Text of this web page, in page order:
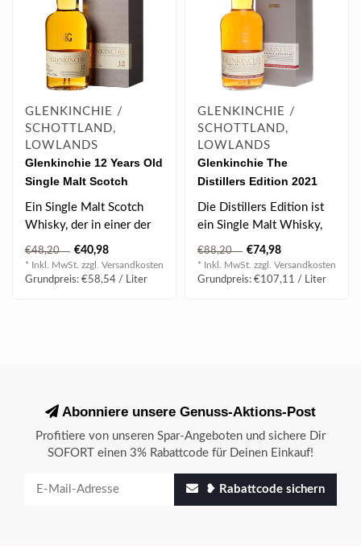
GLENKINCHIE /
SCHOTTLAND,
LOWLANDS
Glenkinchie 12 Years Old
Single Malt Scotch
Whisky 0.7 l 43% vol
Ein Single Malt Scotch
Whisky, der in einer der
wenig verbliebenen
Brennereien d..
€48,20 €40,98
* Inkl. MwSt. zzgl. Versandkosten
Grundpreis: €58,54 / Liter
GLENKINCHIE /
SCHOTTLAND,
LOWLANDS
Glenkinchie The
Distillers Edition 2021
Single Malt Scotch
Whisky 0.7 l 43% vol
Die Distillers Edition ist
ein Single Malt Whisky,
der 10 Jahre in Refill
Casks ..
€88,20 €74,98
* Inkl. MwSt. zzgl. Versandkosten
Grundpreis: €107,11 / Liter
Abonniere unsere Genuss-Aktions-Post
Profitiere von unseren Spar-Angeboten und sichere Dir
SOFORT einen 3% Rabattcode für Deinen Einkauf!
❥ Rabattcode sichern